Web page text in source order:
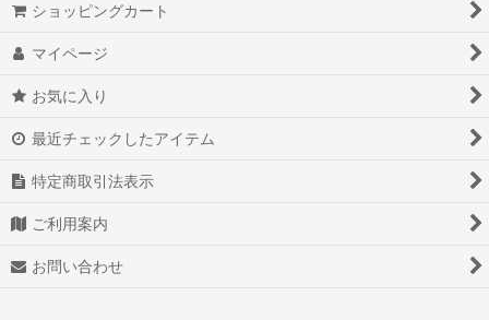
ショッピングカート
マイページ
お気に入り
最近チェックしたアイテム
特定商取引法表示
ご利用案内
お問い合わせ